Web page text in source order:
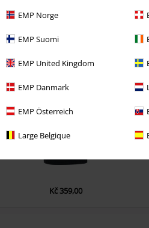
EMP Norge
EMP Suomi
EMP United Kingdom
EMP Danmark
EMP Österreich
Large Belgique
Naposledy navštívené
Kč 359,00